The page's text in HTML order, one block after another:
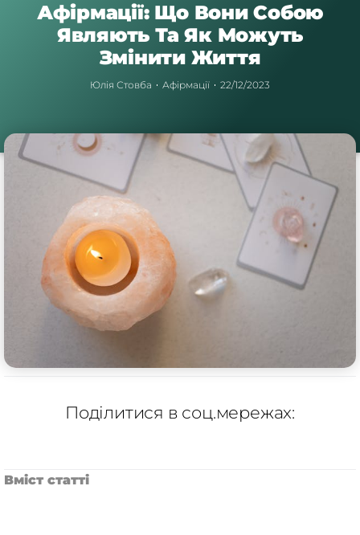
Афірмації: Що Вони Собою
Являють Та Як Можуть
Змінити Життя
Юлія Стовба Афірмації 22/12/2023
Поділитися в соц.мережах:
Вміст статті